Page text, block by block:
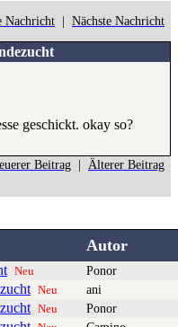
Nachricht Nächste Nachricht
geschickt. okay so?
Beitrag Älterer Beitrag
Autor
Neu Ponor
Neu ani
Neu Ponor